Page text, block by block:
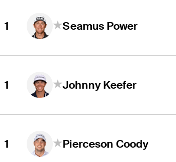
1 Seamus Power
1 Johnny Keefer
1 Pierceson Coody